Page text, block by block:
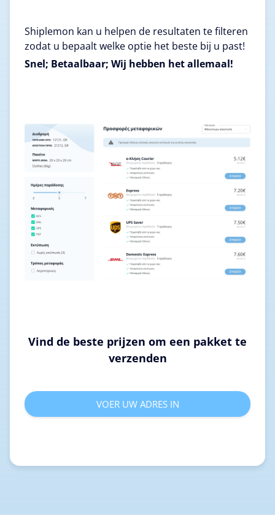
Shiplemon kan u helpen de resultaten te filteren
zodat u bepaalt welke optie het beste bij u past!
Snel; Betaalbaar; Wij hebben het allemaal!
Vind de beste prijzen om een pakket te
verzenden
VOER UW ADRES IN